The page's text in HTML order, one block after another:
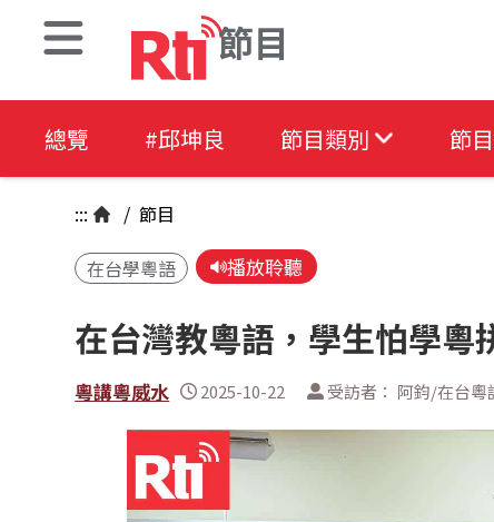
節目
總覽 #邱坤良 節目類別 節
::: / 節目
在台學粵語 播放聆聽
在台灣教粵語，學生怕學粵
粵講粵威水 2025-10-22 受訪者： 阿鈞/在台粵